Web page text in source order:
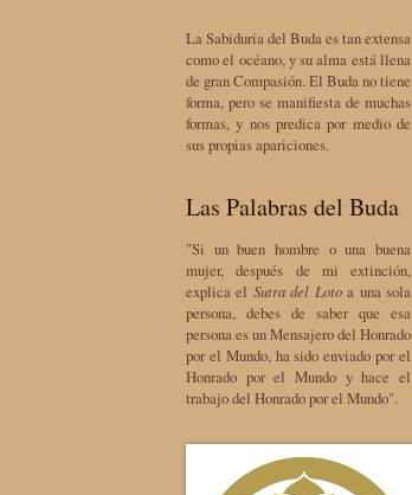
La Sabiduría del Buda es tan extensa
como el océano, y su alma está llena
de gran Compasión. El Buda no tiene
forma, pero se manifiesta de muchas
formas, y nos predica por medio de
sus propias apariciones.
Las Palabras del Buda
"Si un buen hombre o una buena
mujer, después de mi extinción,
explica el Sutra del Lotoa una sola
persona, debes de saber que esa
persona es un Mensajero del Honrado
por el Mundo, ha sido enviado por el
Honrado por el Mundo y hace el
trabajo del Honrado por el Mundo".